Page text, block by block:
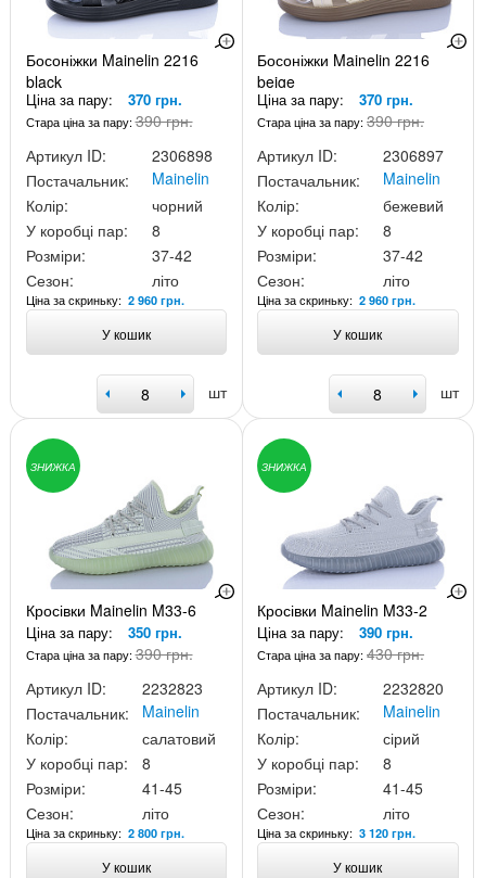
Босоніжки Mainelin 2216
black
Ціна за пару: 370 грн.
Стара ціна за пару:390 грн.
Артикул ID:
2306898
Постачальник:
Mainelin
Колір:
чорний
У коробці пар:
8
Розміри:
37-42
Сезон:
літо
Ціна за скриньку: 2 960 грн.
У кошик
шт
Босоніжки Mainelin 2216
beige
Ціна за пару: 370 грн.
Стара ціна за пару:390 грн.
Артикул ID:
2306897
Постачальник:
Mainelin
Колір:
бежевий
У коробці пар:
8
Розміри:
37-42
Сезон:
літо
Ціна за скриньку:2 960 грн.
У кошик
шт
ЗНИЖКА
Кросівки Mainelin M33-6
Ціна за пару: 350 грн.
Стара ціна за пару:390 грн.
Артикул ID:
2232823
Постачальник:
Mainelin
Колір:
салатовий
У коробці пар:
8
Розміри:
41-45
Сезон:
літо
Ціна за скриньку: 2 800 грн.
У кошик
ЗНИЖКА
Кросівки Mainelin M33-2
Ціна за пару: 390 грн.
Стара ціна за пару:430 грн.
Артикул ID:
2232820
Постачальник:
Mainelin
Колір:
сірий
У коробці пар:
8
Розміри:
41-45
Сезон:
літо
Ціна за скриньку:3 120 грн.
У кошик